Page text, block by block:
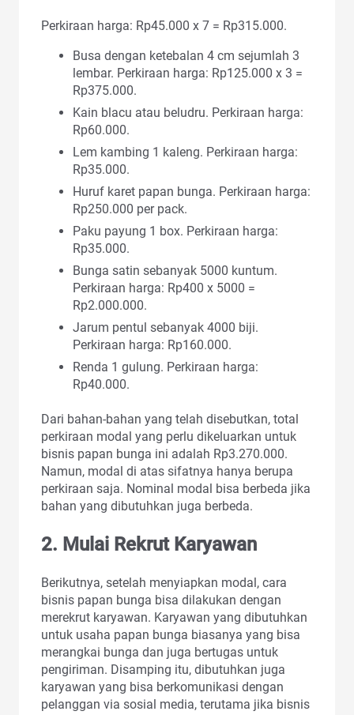
Perkiraan harga: Rp45.000 x 7 = Rp315.000.
Busa dengan ketebalan 4 cm sejumlah 3
lembar. Perkiraan harga: Rp125.000 x 3 =
Rp375.000.
Kain blacu atau beludru. Perkiraan harga:
Rp60.000.
Lem kambing 1 kaleng. Perkiraan harga:
Rp35.000.
Huruf karet papan bunga. Perkiraan harga:
Rp250.000 per pack.
Paku payung 1 box. Perkiraan harga:
Rp35.000.
Bunga satin sebanyak 5000 kuntum.
Perkiraan harga: Rp400 x 5000 =
Rp2.000.000.
Jarum pentul sebanyak 4000 biji.
Perkiraan harga: Rp160.000.
Renda 1 gulung. Perkiraan harga:
Rp40.000.
Dari bahan-bahan yang telah disebutkan, total
perkiraan modal yang perlu dikeluarkan untuk
bisnis papan bunga ini adalah Rp3.270.000.
Namun, modal di atas sifatnya hanya berupa
perkiraan saja. Nominal modal bisa berbeda jika
bahan yang dibutuhkan juga berbeda.
2. Mulai Rekrut Karyawan
Berikutnya, setelah menyiapkan modal, cara
bisnis papan bunga bisa dilakukan dengan
merekrut karyawan. Karyawan yang dibutuhkan
untuk usaha papan bunga biasanya yang bisa
merangkai bunga dan juga bertugas untuk
pengiriman. Disamping itu, dibutuhkan juga
karyawan yang bisa berkomunikasi dengan
pelanggan via sosial media, terutama jika bisnis